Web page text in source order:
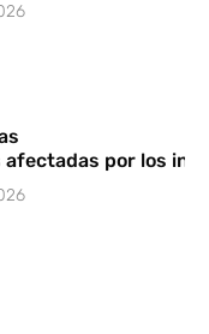
afectadas por los